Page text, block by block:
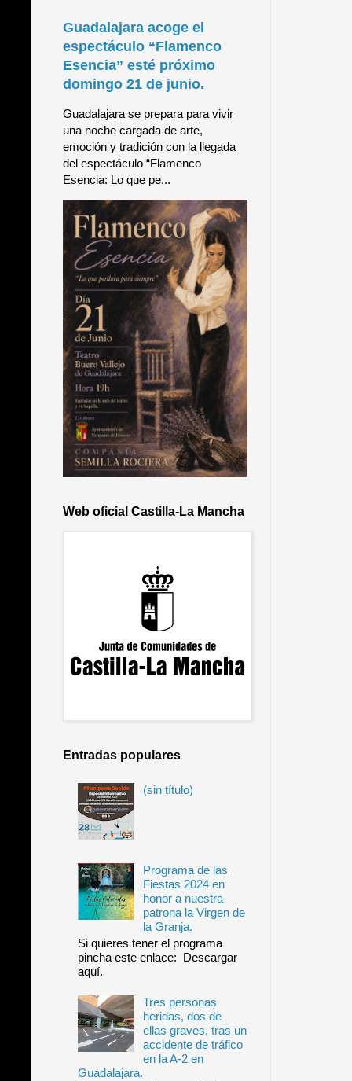
Guadalajara acoge el
espectáculo “Flamenco
Esencia” esté próximo
domingo 21 de junio.
Guadalajara se prepara para vivir
una noche cargada de arte,
emoción y tradición con la llegada
del espectáculo “Flamenco
Esencia: Lo que pe...
Web oficial Castilla-La Mancha
Entradas populares
(sin título)
Programa de las
Fiestas 2024 en
honor a nuestra
patrona la Virgen de
la Granja.
Si quieres tener el programa
pincha este enlace: Descargar
aquí.
Tres personas
heridas, dos de
ellas graves, tras un
accidente de tráfico
en la A-2 en
Guadalajara.